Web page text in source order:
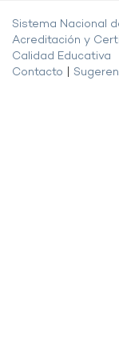
Sistema Nacional
Acreditación y
Calidad Educativa
Contacto